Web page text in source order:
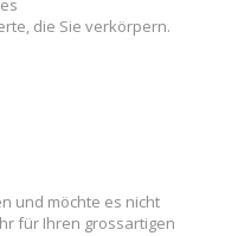
die Sie verkörpern.
und möchte es nicht
für Ihren grossartigen